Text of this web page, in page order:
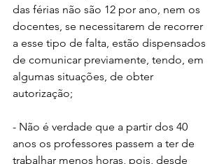
das férias não são 12 por ano, nem os
docentes, se necessitarem de recorrer
a esse tipo de falta, estão dispensados
de comunicar previamente, tendo, em
algumas situações, de obter
autorização;
- Não é verdade que a partir dos 40
anos os professores passem a ter de
trabalhar menos horas, pois, desde